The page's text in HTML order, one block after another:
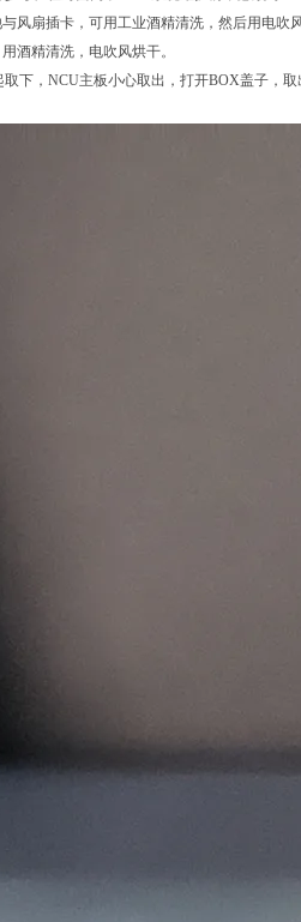
风扇插卡，可用工业酒精清洗，然后用电吹风
酒精清洗，电吹风烘干。
下，NCU主板小心取出，打开BOX盖子，